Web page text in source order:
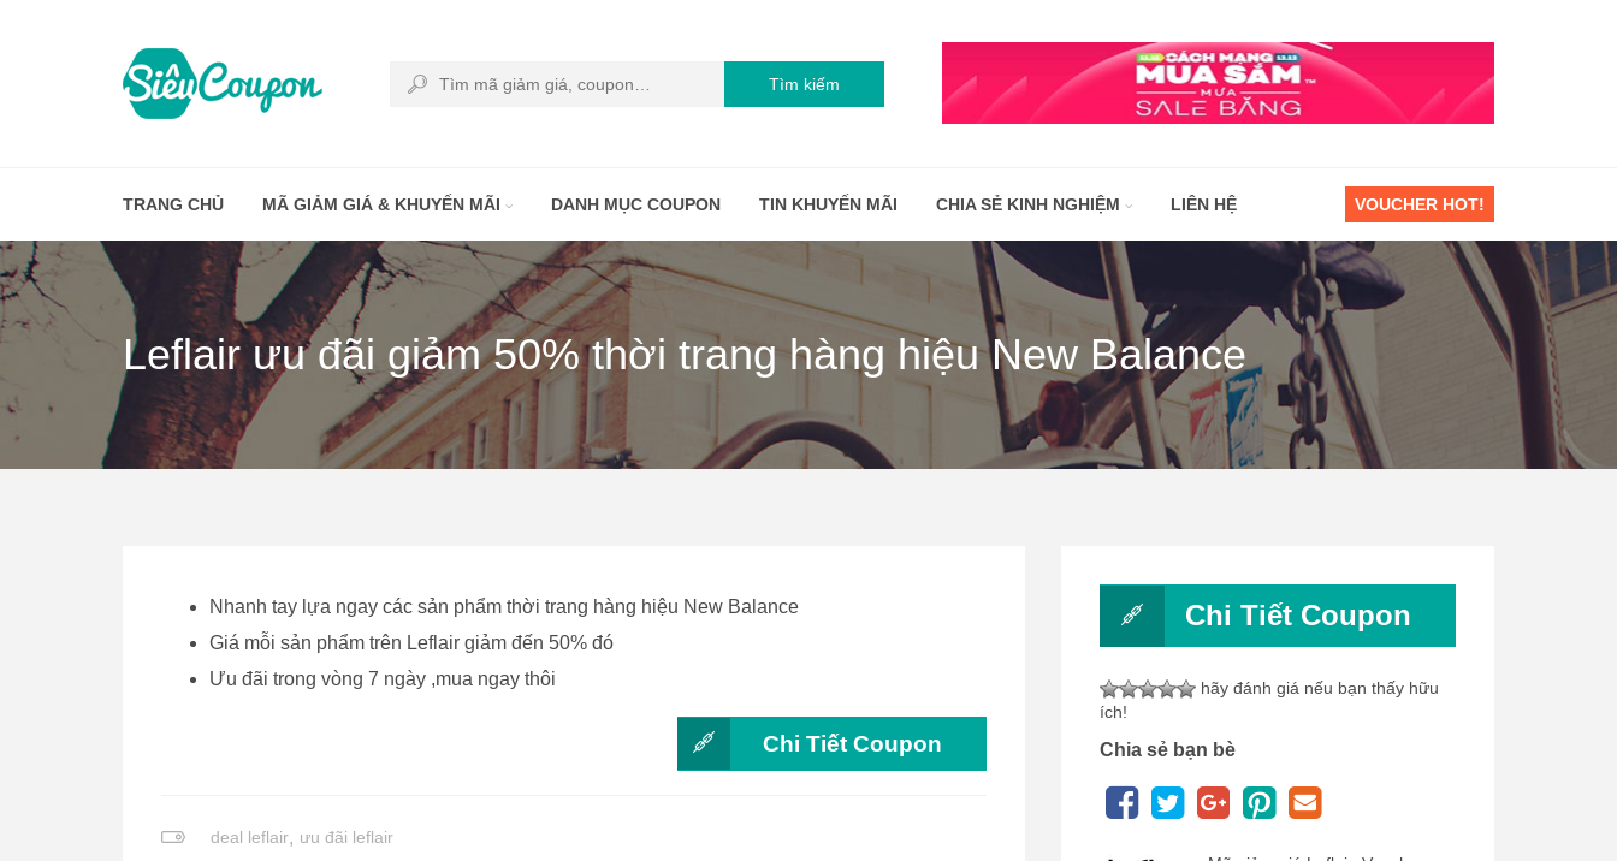
Tìm kiếm
TRANG CHỦ MÃ GIẢM GIÁ & KHUYẾN MÃI DANH MỤC COUPON TIN KHUYẾN MÃI CHIA SẺ KINH NGHIỆM LIÊN HỆ VOUCHER HOT!
Leflair ưu đãi giảm 50% thời trang hàng hiệu New Balance
Nhanh tay lựa ngay các sản phẩm thời trang hàng hiệu New Balance
Giá mỗi sản phẩm trên Leflair giảm đến 50% đó
Ưu đãi trong vòng 7 ngày ,mua ngay thôi
Chi Tiết Coupon
deal leflair, ưu đãi leflair
Chi Tiết Coupon
hãy đánh giá nếu bạn thấy hữu
ích!
Chia sẻ bạn bè